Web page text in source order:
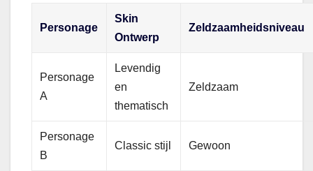
Personage
Skin
Ontwerp
Zeldzaamheidsniveau
Personage
A
Levendig
en
thematisch
Zeldzaam
Personage
B
Classic stijl Gewoon